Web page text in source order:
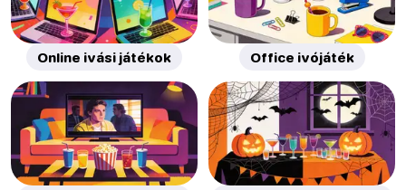
Online ivási játékok Office ivójáték